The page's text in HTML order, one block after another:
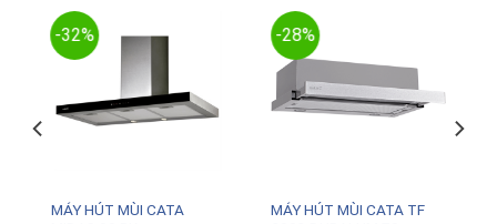
-32%
MÁY HÚT MÙI CATA
-28%
MÁY HÚT MÙI CATA TF